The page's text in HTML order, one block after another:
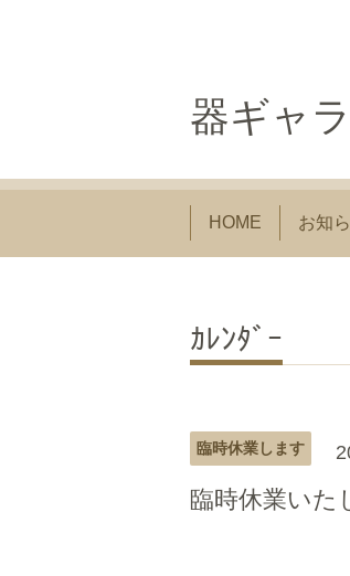
器ギャ
HOME お知
ｶﾚﾝﾀﾞｰ
臨時休業します
臨時休業いた